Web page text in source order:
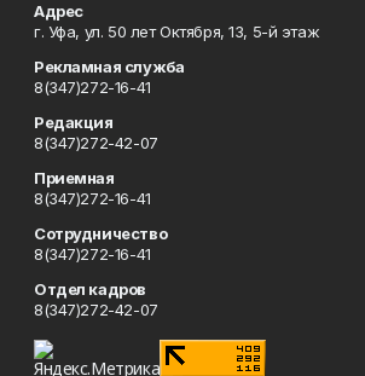
Адрес
г. Уфа, ул. 50 лет Октября, 13, 5-й этаж
Рекламная служба
8(347)272-16-41
Редакция
8(347)272-42-07
Приемная
8(347)272-16-41
Сотрудничество
8(347)272-16-41
Отдел кадров
8(347)272-42-07